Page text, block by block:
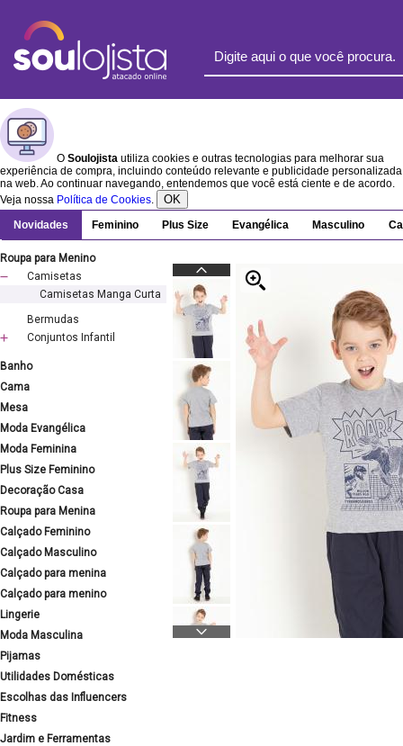
O Soulojista utiliza cookies e outras tecnologias para melhorar sua
experiência de compra, incluindo conteúdo relevante e publicidade personalizada
na web. Ao continuar navegando, entendemos que você está ciente e de acordo.
Veja nossa Política de Cookies. OK
Novidades Feminino Plus Size Evangélica Masculino
Roupa para Menino
Camisetas
Camisetas Manga Curta
Bermudas
Conjuntos Infantil
Banho
Cama
Mesa
Moda Evangélica
Moda Feminina
Plus Size Feminino
Decoração Casa
Roupa para Menina
Calçado Feminino
Calçado Masculino
Calçado para menina
Calçado para menino
Lingerie
Moda Masculina
Pijamas
Utilidades Domésticas
Escolhas das Influencers
Fitness
Jardim e Ferramentas